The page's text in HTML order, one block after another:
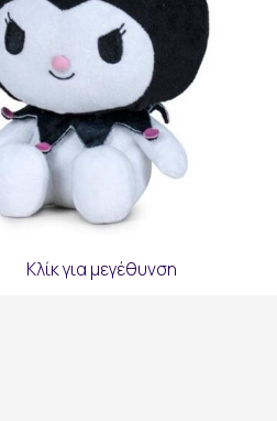
Κλίκ για μεγέθυνση